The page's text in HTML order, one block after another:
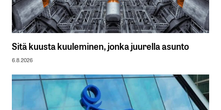
Sitä kuusta kuuleminen, jonka juurella asunto
6.8.2026